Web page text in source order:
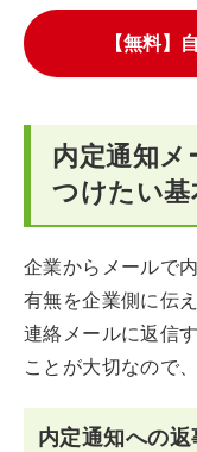
【無料】
内定通知
つけたい基
企業からメールで
有無を企業側に伝
連絡メールに返信
ことが大切なので
内定通知への